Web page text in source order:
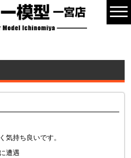
気持ち良いです。
遭遇